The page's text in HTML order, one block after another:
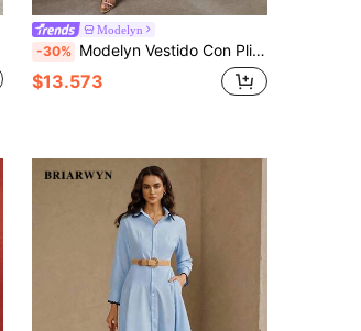
Modelyn
-30% Modelyn Vestido Con Pliegues Y Cuello De Muesca Para Mujer
$13.573